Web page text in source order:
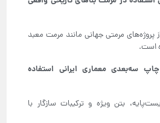
پروژه‌های مرمتی جهانی مانند مرمت معبد
است.
سه‌بعدی معماری ایرانی استفاده
بتن ویژه و ترکیبات سازگار با